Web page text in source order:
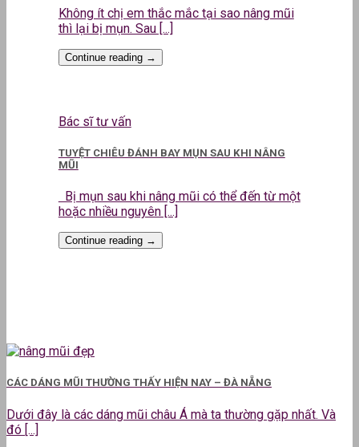
Không ít chị em thắc mắc tại sao nâng mũi
thì lại bị mụn. Sau [...]
Continue reading →
Bác sĩ tư vấn
TUYỆT CHIÊU ĐÁNH BAY MỤN SAU KHI NÂNG
MŨI
Bị mụn sau khi nâng mũi có thể đến từ một
hoặc nhiều nguyên [...]
Continue reading →
CÁC DÁNG MŨI THƯỜNG THẤY HIỆN NAY – ĐÀ NẴNG
Dưới đây là các dáng mũi châu Á mà ta thường gặp nhất. Và
đó [...]